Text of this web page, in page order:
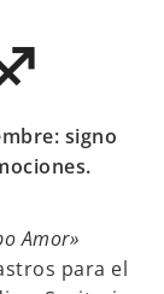
signo
Amor»
para el